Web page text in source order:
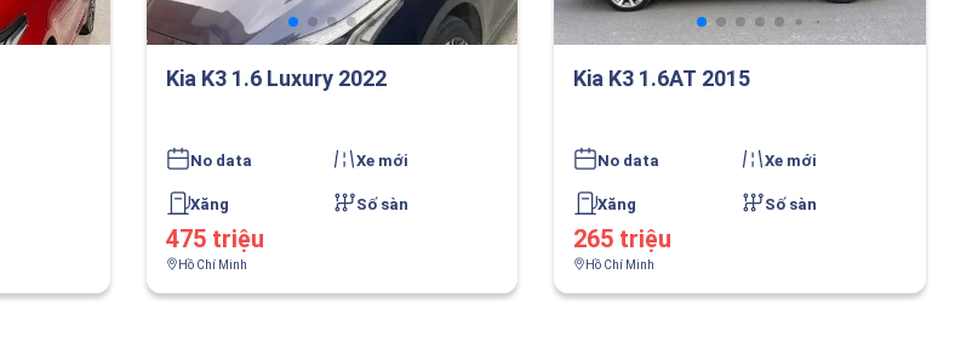
Kia K3 1.6 Luxury 2022
No data Xe mới
Xăng Số sàn
475 triệu
Hồ Chí Minh
Kia K3 1.6AT 2015
No data Xe mới
Xăng Số sàn
265 triệu
Hồ Chí Minh